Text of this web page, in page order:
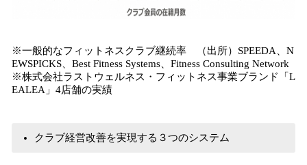
※一般的なフィットネスクラブ継続率 （出所）SPEEDA、N
EWSPICKS、Best Fitness Systems、Fitness Consulting Network
※株式会社ラストウェルネス・フィットネス事業ブランド「L
EALEA」4店舗の実績
クラブ経営改善を実現する３つのシステム